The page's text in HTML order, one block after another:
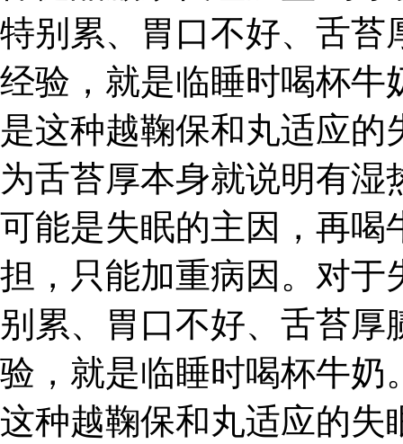
特别累、胃口不好、舌苔
经验，就是临睡时喝杯牛
是这种越鞠保和丸适应
为舌苔厚本身就说明有
可能是失眠的主因，再喝
担，只能加重病因。对于
别累、胃口不好、舌苔
验，就是临睡时喝杯牛奶
这种越鞠保和丸适应的失